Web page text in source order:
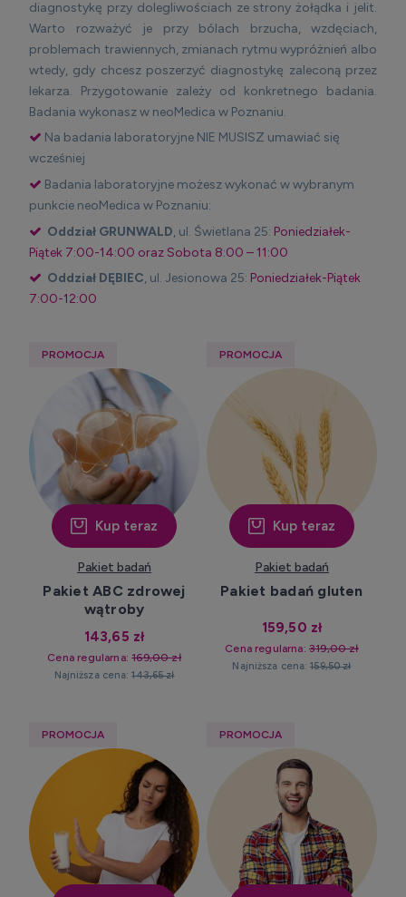
diagnostykę przy dolegliwościach ze strony żołądka i jelit.
Warto rozważyć je przy bólach brzucha, wzdęciach,
problemach trawiennych, zmianach rytmu wypróżnień albo
wtedy, gdy chcesz poszerzyć diagnostykę zaleconą przez
lekarza. Przygotowanie zależy od konkretnego badania.
Badania wykonasz w neoMedica w Poznaniu.
Na badania laboratoryjne NIE MUSISZ umawiać się
wcześniej
Badania laboratoryjne możesz wykonać w wybranym
punkcie neoMedica w Poznaniu:
Oddział GRUNWALD, ul. Świetlana 25: Poniedziałek-
Piątek 7:00-14:00 oraz Sobota 8:00 – 11:00
Oddział DĘBIEC, ul. Jesionowa 25: Poniedziałek-Piątek
7:00-12:00
Pakiet badań
Pakiet ABC zdrowej
wątroby
143,65 zł
Cena regularna:169,00 zł
Najniższa cena:143,65 zł
Kup teraz
PROMOCJA
Pakiet badań
Pakiet badań gluten
159,50 zł
Cena regularna:319,00 zł
Najniższa cena:159,50 zł
Kup teraz
PROMOCJA
PROMOCJA PROMOCJA